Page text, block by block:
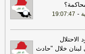
-
19:07:47
الاحتلال
لبنان خلال "حادث